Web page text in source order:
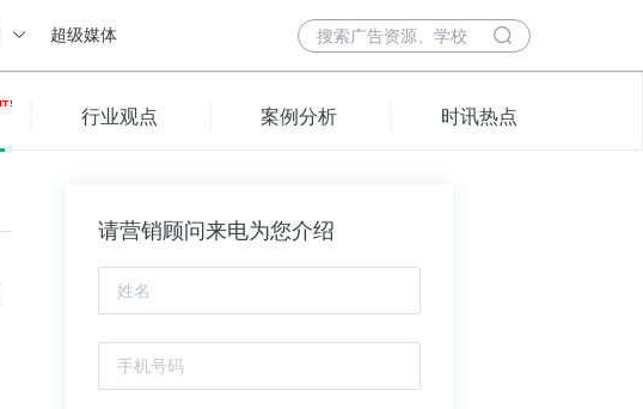
超级媒体
行业观点 案例分析 时讯热点
请营销顾问来电为您介绍